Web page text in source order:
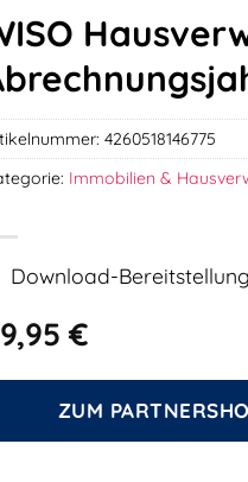
€
Download-
ZUM
4260518146775
Immobilien &